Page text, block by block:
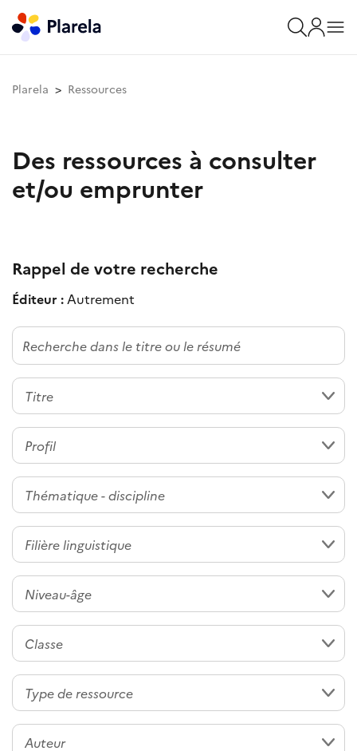
Plarela Ressources
Des ressources à consulter
et/ou emprunter
Rappel de votre recherche
Éditeur : Autrement